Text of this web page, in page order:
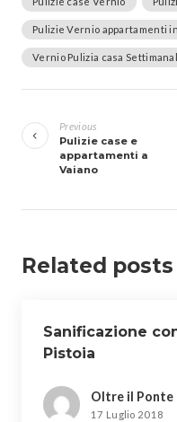
Pulizie Vernio appartamenti
Vernio Pulizia casa
articoli
Previous
Pulizie case e
appartamenti a
Vaiano
Related posts
Sanificazione
Pistoia
Oltre il Ponte
17 Luglio 2018